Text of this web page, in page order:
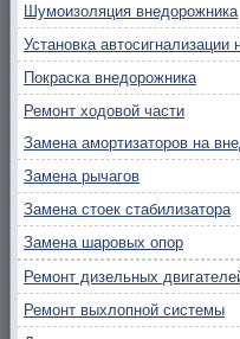
Шумоизоляция внедорожника
Установка автосигнализации
Покраска внедорожника
Ремонт ходовой части
Замена амортизаторов на
Замена рычагов
Замена стоек стабилизатора
Замена шаровых опор
Ремонт дизельных
Ремонт выхлопной системы